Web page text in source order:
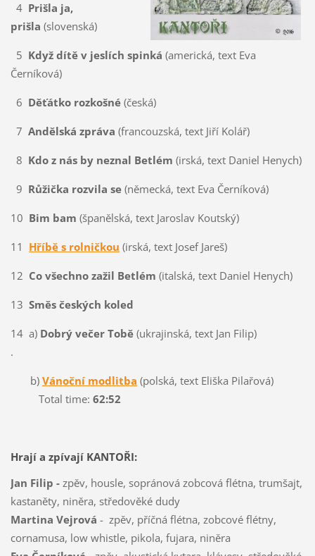
4 Prišla ja,
prišla (slovenská)
5 Když dítě v jeslích spinká (americká, text Eva
Černíková)
6 Děťátko rozkošné(česká)
7 Andělská zpráva (francouzská, text Jiří Kolář)
8 Kdo z nás by neznal Betlém (irská, text Daniel Henych)
9 Růžička rozvila se(německá, text Eva Černíková)
10 Bim bam (španělská, text Jaroslav Koutský)
11 Hříbě s rolničkou (irská, text Josef Jareš)
12 Co všechno zažil Betlém (italská, text Daniel Henych)
13 Směs českých koled
14 a) Dobrý večer Tobě(ukrajinská, text Jan Filip)
.
b) Vánoční modlitba (polská, text Eliška Pilařová)
Total time: 62:52
Hrají a zpívají KANTOŘI:
Jan Filip -zpěv, housle, sopránová zobcová flétna, trumšajt,
kastaněty, niněra, středověké dudy
Martina Vejrová - zpěv, příčná flétna, zobcové flétny,
cornamusa, low whistle, pikola, fujara, niněra